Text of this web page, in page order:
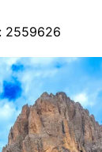
2559626